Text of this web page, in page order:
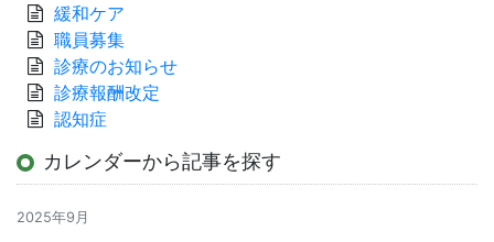
緩和ケア
職員募集
診療のお知らせ
診療報酬改定
認知症
カレンダーから記事を探す
2025年9月